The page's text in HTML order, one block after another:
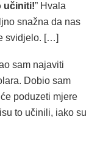
učiniti!” Hvala
snažna da nas
svidjelo. […]
sam najaviti
Dobio sam
poduzeti mjere
to učinili, iako su